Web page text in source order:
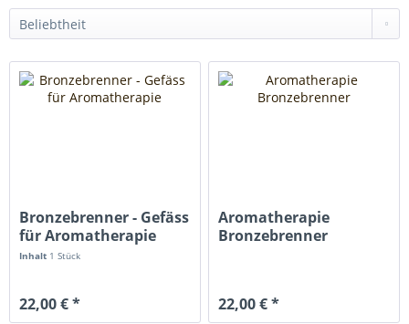
Bronzebrenner - Gefäss
für Aromatherapie
Inhalt 1 Stück
22,00 € *
Aromatherapie
Bronzebrenner
22,00 € *